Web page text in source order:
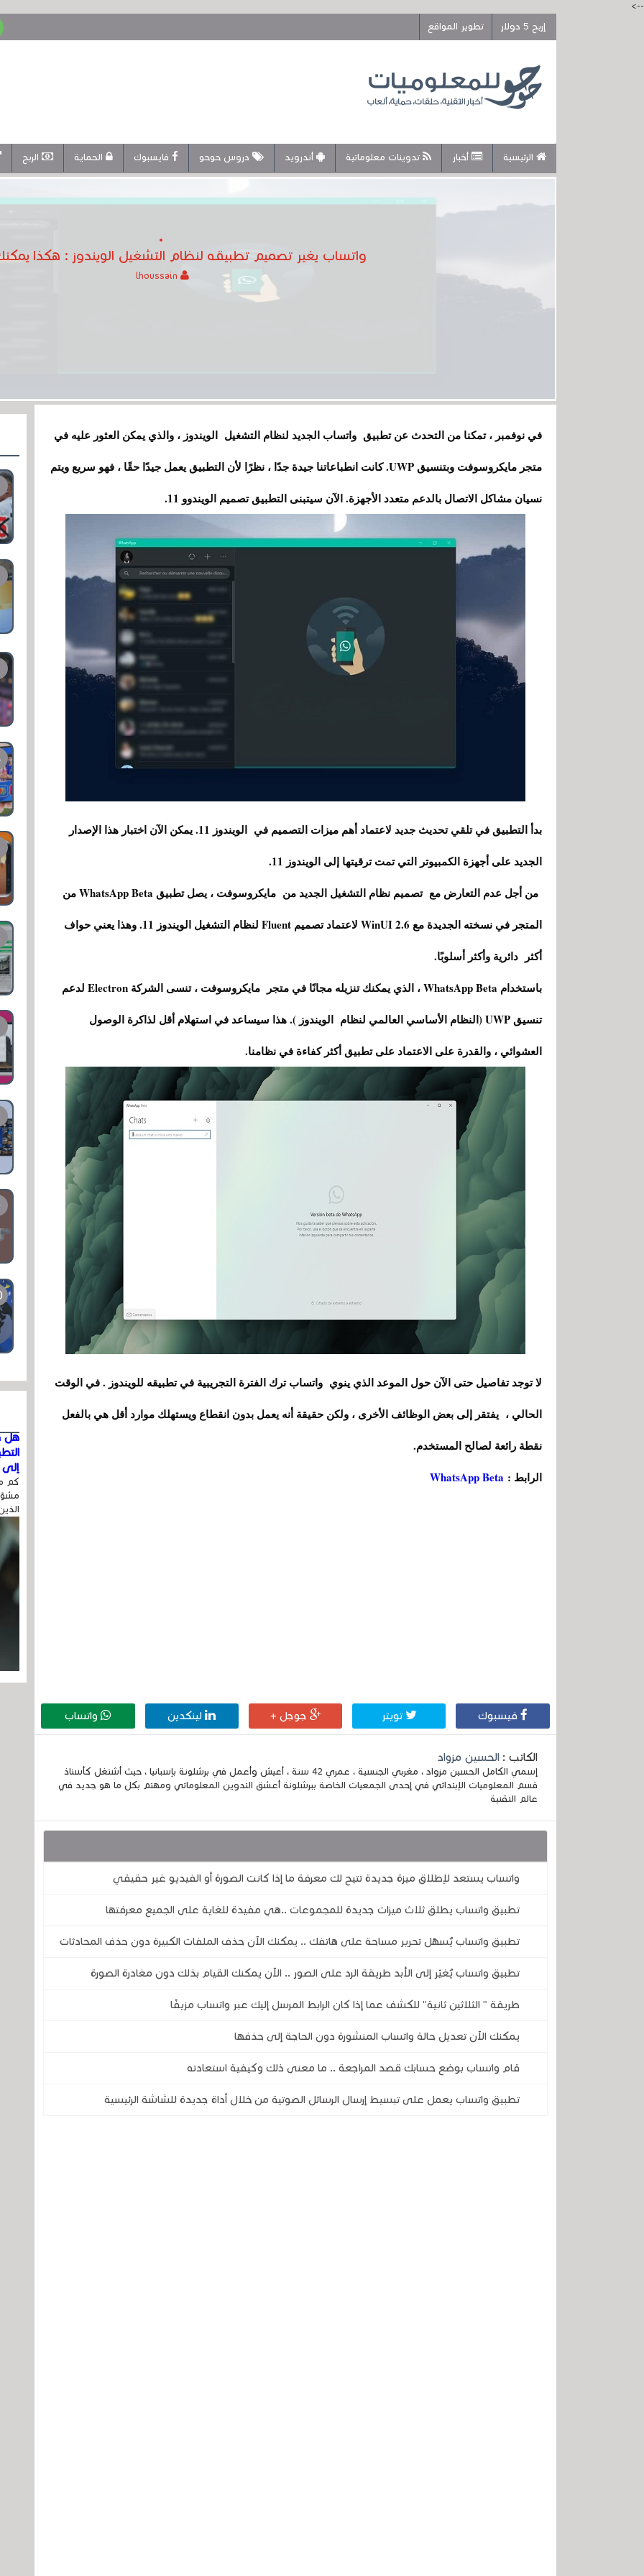
-->
إربح 5 دولار
تطوير المواقع
الرئيسية أخبار تدوينات معلوماتية أندرويد دروس حوحو فايسبوك الحماية الربح
واتساب يغير تصميم تطبيقه لنظام التشغيل الويندوز : هكذا
في نوفمبر ، تمكنا من التحدث عن تطبيق واتساب الجديد لنظام التشغيل الويندوز ، والذي يمكن العثور عليه في
متجر مايكروسوفت وبتنسيق UWP. كانت انطباعاتنا جيدة جدًا ، نظرًا لأن التطبيق يعمل جيدًا حقًا ، فهو سريع ويتم
نسيان مشاكل الاتصال بالدعم متعدد الأجهزة. الآن سيتبنى التطبيق تصميم الويندوو 11.
بدأ التطبيق في تلقي تحديث جديد لاعتماد أهم ميزات التصميم في الويندوز 11. يمكن الآن اختبار هذا الإصدار
الجديد على أجهزة الكمبيوتر التي تمت ترقيتها إلى الويندوز 11.
من أجل عدم التعارض مع تصميم نظام التشغيل الجديد من مايكروسوفت ، يصل تطبيق WhatsApp Beta من
المتجر في نسخته الجديدة مع WinUI 2.6 لاعتماد تصميم Fluent لنظام التشغيل الويندوز 11. وهذا يعني حواف
أكثر دائرية وأكثر أسلوبًا.
باستخدام WhatsApp Beta ، الذي يمكنك تنزيله مجانًا في متجر مايكروسوفت ، تنسى الشركة Electron لدعم
تنسيق UWP (النظام الأساسي العالمي لنظام الويندوز ). هذا سيساعد في استهلام أقل لذاكرة الوصول
العشوائي ، والقدرة على الاعتماد على تطبيق أكثر كفاءة في نظامنا.
لا توجد تفاصيل حتى الآن حول الموعد الذي ينوي واتساب ترك الفترة التجريبية في تطبيقه للويندوز . في الوقت
الحالي ، يفتقر إلى بعض الوظائف الأخرى ، ولكن حقيقة أنه يعمل بدون انقطاع ويستهلك موارد أقل هي بالفعل
نقطة رائعة لصالح المستخدم.
الرابط : WhatsApp Beta
فيسبوك تويتر جوجل + لينكدين واتساب
الكاتب : الحسين مزواد
إسمي الكامل الحسين مزواد ، مغربي الجنسية ، عمري 42 سنة ، أعيش وأعمل في برشلونة بإسبانيا ، حيث أشتغل كأستاذ
قسم المعلوميات الإبتدائي في إحدى الجمعيات الخاصة ببرشلونة أعشق التدوين المعلوماتي ومهتم بكل ما هو جديد في
عالم التقنية
واتساب يستعد لإطلاق ميزة جديدة تتيح لك معرفة ما إذا كانت الصورة أو الفيديو غير حقيقي
تطبيق واتساب يطلق ثلاث ميزات جديدة للمجموعات ..هي مفيدة للغاية على الجميع معرفتها
تطبيق واتساب يُسهّل تحرير مساحة على هاتفك .. يمكنك الآن حذف الملفات الكبيرة دون حذف المحادثات
تطبيق واتساب يُغيّر إلى الأبد طريقة الرد على الصور .. الآن يمكنك القيام بذلك دون مغادرة الصورة
طريقة " الثلاثين ثانية" للكشف عما إذا كان الرابط المرسل إليك عبر واتساب مزيفًا
يمكنك الآن تعديل حالة واتساب المنشورة دون الحاجة إلى حذفها
قام واتساب بوضع حسابك قصد المراجعة .. ما معنى ذلك وكيفية استعادته
تطبيق واتساب يعمل على تبسيط إرسال الرسائل الصوتية من خلال أداة جديدة للشاشة الرئيسية
هل
إلى
كم